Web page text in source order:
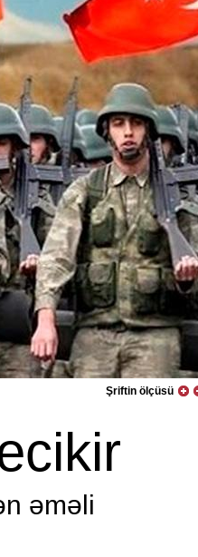
Şriftin ölçüsü
əməli